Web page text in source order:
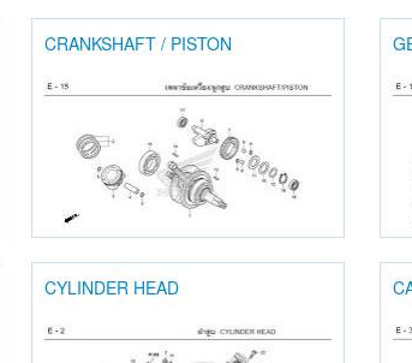
CRANKSHAFT / PISTON
CYLINDER HEAD